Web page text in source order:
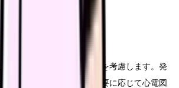
は、まず心疾患の可能性を考慮します。発
などを詳しく問診し、必要に応じて心電図